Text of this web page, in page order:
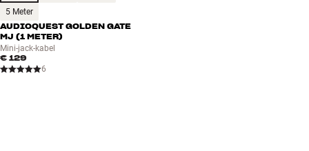
Meer van Bang & Olufsen
5 Meter
AUDIOQUEST GOLDEN GATE
MJ (1 METER)
Mini-jack-kabel
€ 129
6